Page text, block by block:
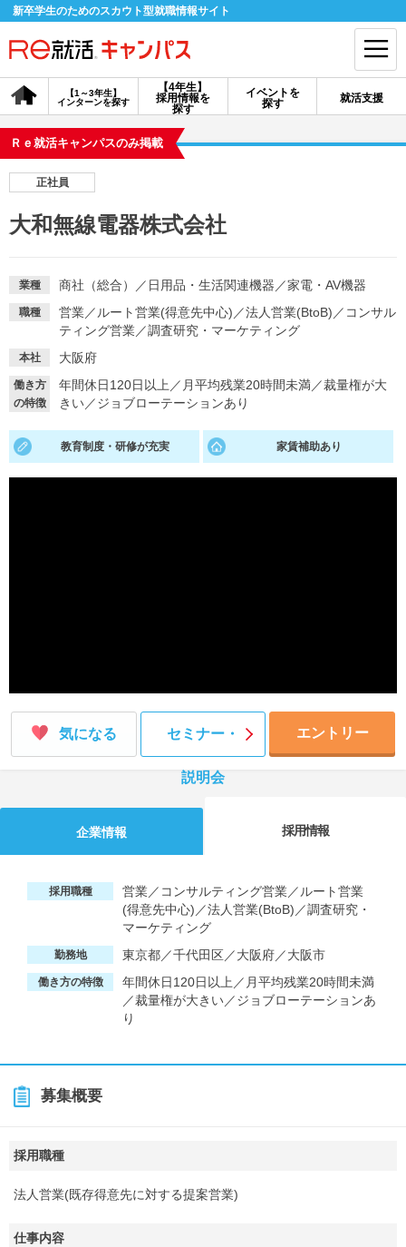
新卒学生のためのスカウト型就職情報サイト
【4年生】
採用情報を
探す
【1～3年生】
インターンを探す
イベントを
探す
就活支援
会員登録 ログイン
探す
イベントを探す スカウト
就活ノウハウ・サポート
就活支援
就活ノウハウが満載！
就活コラム
お役立ち記事・相談室など
Ｒｅ就活キャンパスのみ掲載
正社員
大和無線電器株式会社
業種 商社（総合） ／ 日用品・生活関連機器 ／家電・AV機器
職種 営業／ ルート営業(得意先中心) ／法人営業(BtoB) ／ コンサル
ティング営業／調査研究・マーケティング
本社 大阪府
働き方
の特徴
年間休日120日以上 ／ 月平均残業20時間未満／裁量権が大
きい／ジョブローテーションあり
教育制度・研修が充実 家賃補助あり
気になる セミナー・
説明会
エントリー
企業情報 採用情報
採用職種
営業／コンサルティング営業／ルート営業
(得意先中心)／法人営業(BtoB)／調査研究・
マーケティング
勤務地 東京都／千代田区／大阪府／大阪市
働き方の特徴
年間休日120日以上／月平均残業20時間未満
／裁量権が大きい／ジョブローテーションあ
り
募集概要
採用職種
法人営業(既存得意先に対する提案営業)
仕事内容